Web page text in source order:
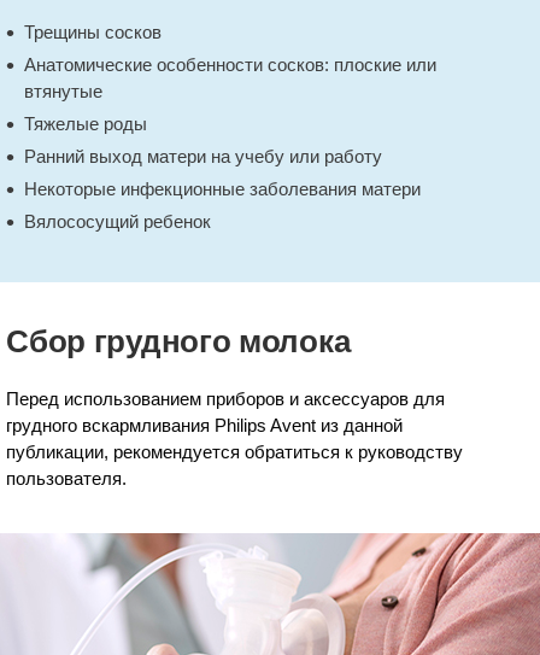
Трещины сосков
Анатомические особенности сосков: плоские или
втянутые
Тяжелые роды
Ранний выход матери на учебу или работу
Некоторые инфекционные заболевания матери
Вялососущий ребенок
Сбор грудного молока
Перед использованием приборов и аксессуаров для
грудного вскармливания Philips Avent из данной
публикации, рекомендуется обратиться к руководству
пользователя.